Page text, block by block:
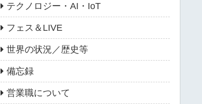
テクノロジー・AI・IoT
フェス＆LIVE
世界の状況／歴史等
備忘録
営業職について